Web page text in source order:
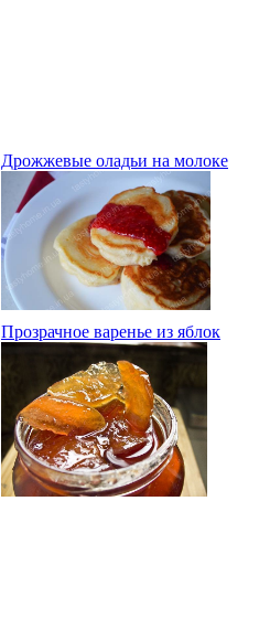
Дрожжевые оладьи на молоке
Прозрачное варенье из яблок